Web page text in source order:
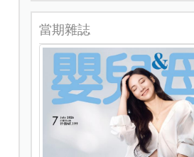
當期雜誌